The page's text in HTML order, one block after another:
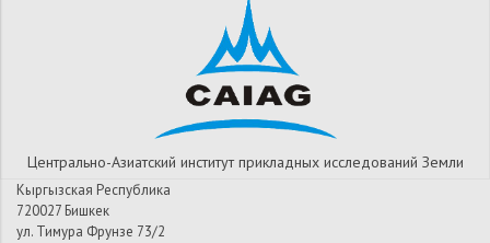
Центрально-Азиатский институт прикладных исследований Земли
Кыргызская Республика
720027 Бишкек
ул. Тимура Фрунзе 73/2